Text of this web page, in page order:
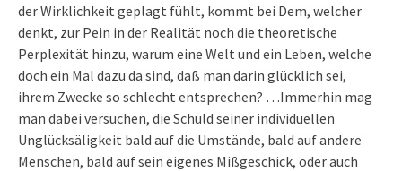
der Wirklichkeit geplagt fühlt, kommt bei Dem, welcher
denkt, zur Pein in der Realität noch die theoretische
Perplexität hinzu, warum eine Welt und ein Leben, welche
doch ein Mal dazu da sind, daß man darin glücklich sei,
ihrem Zwecke so schlecht entsprechen? …Immerhin mag
man dabei versuchen, die Schuld seiner individuellen
Unglücksäligkeit bald auf die Umstände, bald auf andere
Menschen, bald auf sein eigenes Mißgeschick, oder auch